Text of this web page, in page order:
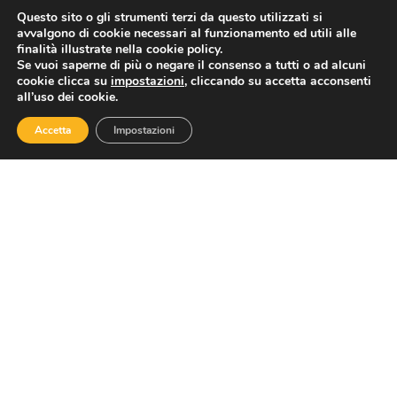
ASSOTURISMO
Contatti
Questo sito o gli strumenti terzi da questo utilizzati si
avvalgono di cookie necessari al funzionamento ed utili alle
finalità illustrate nella cookie policy.
Se vuoi saperne di più o negare il consenso a tutti o ad alcuni
cookie clicca su impostazioni, cliccando su accetta acconsenti
all’uso dei cookie.
Accetta Impostazioni